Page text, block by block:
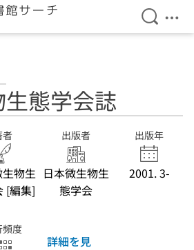
検索を
メ
態学会誌
者
物生
[編集]
出版者
日本微生物生
態学会
出版年
2001. 3-
度
詳細を見